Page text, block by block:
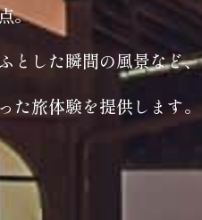
。
とした瞬間の風景など、
た旅体験を提供します。